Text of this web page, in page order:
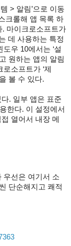
> 알림’으로 이동
크롤해 앱 목록 하
. 마이크로소프트가
데 사용하는 특정
우 10에서는 ‘설
원하는 앱의 알림
소프트가 ‘제
볼 수 있다.
. 일부 앱은 표준
한다. 이 설정에서
열어서 내장 메
우선은 여기서 소
단순해지고 쾌적